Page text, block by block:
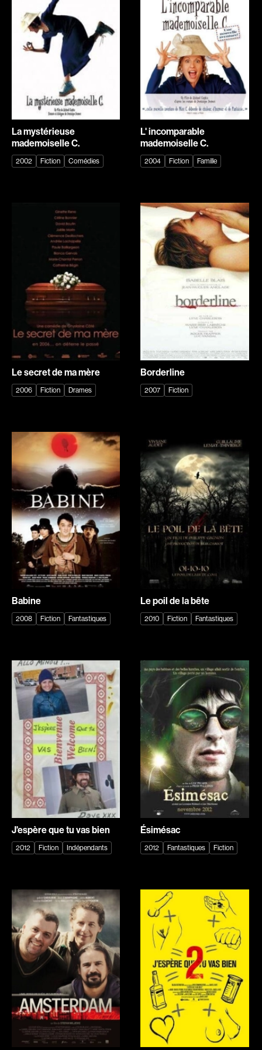
Explorer par
Genres
Amateurs
Aventure
Biographiques
Comédies
Comédies musicales
Documentaires
Drames
Érotiques
Étudiants
Guerre
Indépendants
Jeunesse
Policiers
Romantiques
Science-fiction
Sports
Western
Décennies
1920
1930
1940
1950
2000
2010
2020
Réalisateur
(Daniel Grou) Podz
Absa Moussa Sene
Adam Camil
Adam Mark
Adams Dominique
Albernhe Tremblay Édouard
Albert Geneviève
Allard Gabriel
Allard Geneviève
André G. Lauraine
Angers Richard
Angrignon Yves
Annaud Jean-Jacques
Antaki Joseph
Anthian Pierre
Arango Juan Andrés
Arcand Paul
Arcand Denys
Archambault Louise
Archambault Sylvain
Arsenault Mychel
Arseneau Bussières Philippe
Arsin Jean
Arson Ann
Asselin Olivier
Asselin Jean-François
Attenborough Richard
Aubert Robin
Aubin David
Aubry François
Audy Michel
Azzopardi Mario
Baillargeon Paule
Baldi Gian Vittorio
Ball Ara
Barabé Charles
Barbancourt Marie Ange
Barbeau Paul
Barbeau Manon
Barbeau-Lavalette Anaïs
Baric Nancy
Barichello Rudy
Baril Céline
Barilliet France
Barnaby Jeff
Barrilliet Fabrice
Baruchel Jay
Barzman Paolo
Bastien Pierre
Recherche par mots-clés
Films, personnes, entrevues, bandes annonces ...
La mystérieuse
mademoiselle C.
2002 Fiction Comédies
L' incomparable
mademoiselle C.
2004 Fiction Famille
Le secret de ma mère
2006 Fiction Drames
Borderline
2007 Fiction
Babine
2008 Fiction Fantastiques
Le poil de la bête
2010 Fiction Fantastiques
J'espère que tu vas bien
2012 Fiction Indépendants
Ésimésac
2012 Fantastiques Fiction